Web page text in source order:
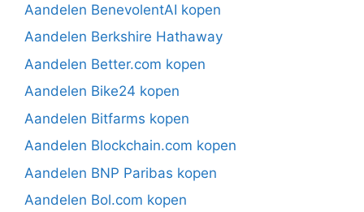
Aandelen BenevolentAI kopen
Aandelen Berkshire Hathaway
Aandelen Better.com kopen
Aandelen Bike24 kopen
Aandelen Bitfarms kopen
Aandelen Blockchain.com kopen
Aandelen BNP Paribas kopen
Aandelen Bol.com kopen